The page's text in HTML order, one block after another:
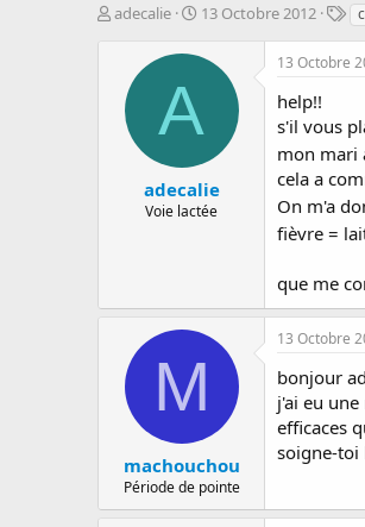
D
adecalie
D
t
d
é
b
u
13 Octobre 2012
T
g
A
adecalie
Voie lactée
13 Octobre
help!!
s'il vous
mon mari
cela a
On m'a
fièvre =
que me
M
machouchou
Période de pointe
13 Octobre
bonjour
j'ai eu
efficaces
soigne-toi